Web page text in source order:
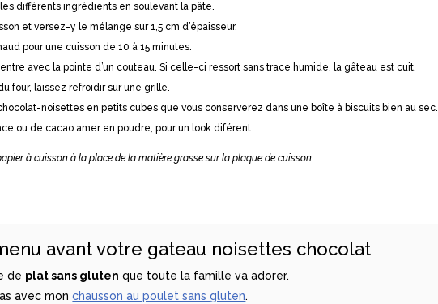
différents ingrédients en soulevant la pâte.
et versez-y le mélange sur 1,5 cm d’épaisseur.
pour une cuisson de 10 à 15 minutes.
avec la pointe d’un couteau. Si celle-ci ressort sans trace humide, la gâteau est cuit.
four, laissez refroidir sur une grille.
noisettes en petits cubes que vous conserverez dans une boîte à biscuits bien au sec.
ou de cacao amer en poudre, pour un look diférent.
à cuisson à la place de la matière grasse sur la plaque de cuisson.
avant votre gateau noisettes chocolat
de plat sans gluten que toute la famille va adorer.
avec monchausson au poulet sans gluten.